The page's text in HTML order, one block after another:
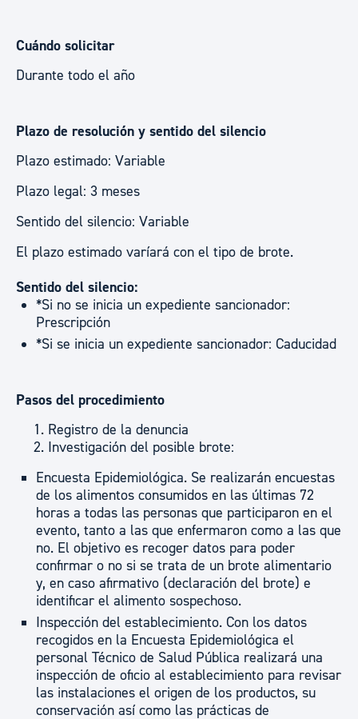
Cuándo solicitar
Durante todo el año
Plazo de resolución y sentido del silencio
Plazo estimado: Variable
Plazo legal: 3 meses
Sentido del silencio: Variable
El plazo estimado varíará con el tipo de brote.
Sentido del silencio:
*Si no se inicia un expediente sancionador:
Prescripción
*Si se inicia un expediente sancionador: Caducidad
Pasos del procedimiento
Registro de la denuncia
Investigación del posible brote:
Encuesta Epidemiológica. Se realizarán encuestas
de los alimentos consumidos en las últimas 72
horas a todas las personas que participaron en el
evento, tanto a las que enfermaron como a las que
no. El objetivo es recoger datos para poder
confirmar o no si se trata de un brote alimentario
y, en caso afirmativo (declaración del brote) e
identificar el alimento sospechoso.
Inspección del establecimiento. Con los datos
recogidos en la Encuesta Epidemiológica el
personal Técnico de Salud Pública realizará una
inspección de oficio al establecimiento para revisar
las instalaciones el origen de los productos, su
conservación así como las prácticas de